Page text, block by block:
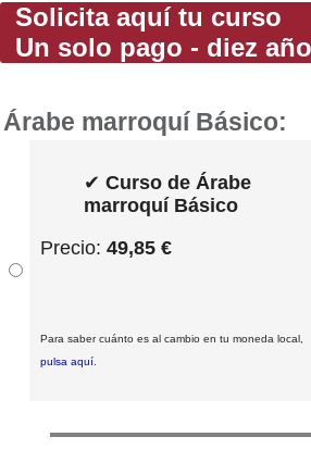
Solicita aquí tu curso
Un solo pago - diez
Árabe marroquí Básico:
✔ Curso de Árabe
marroquí Básico
Precio: 49,85 €
Para saber cuánto es al cambio en tu moneda local,
pulsa aquí